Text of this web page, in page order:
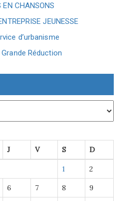
CHANSONS
JEUNESSE
d’urbanisme
Réduction
J V S D
1 2
6 7 8 9